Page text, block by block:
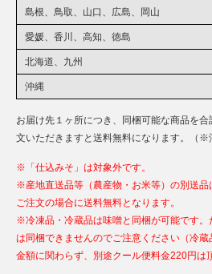
島根、鳥取、山口、広島、岡山
愛媛、香川、高知、徳島
北海道、九州
沖縄
お届け先１ヶ所につき、同梱可能な商品を
文いただきますと送料無料になります。（※
※「仕込みそ」は対象外です。
※産地直送品等（農産物・お米等）の別送
ご注文の場合に送料無料となります。
※冷凍品・冷蔵品は味噌と同梱が可能です。
は同梱できませんのでご注意ください（冷
金額に関わらず、別途クール便料金220円は